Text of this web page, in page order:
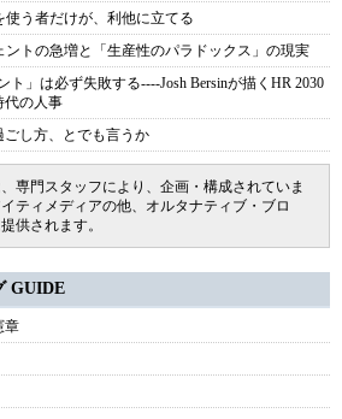
う者だけが、利他に立てる
トの急増と「生産性のパラドックス」の現実
ト」は必ず失敗する----Josh Bersinが描くHR 2030
代の人事
し方、とでも言うか
専門スタッフにより、企画・構成されていま
ティメディアの他、オルタナティブ・ブロ
供されます。
GUIDE
章